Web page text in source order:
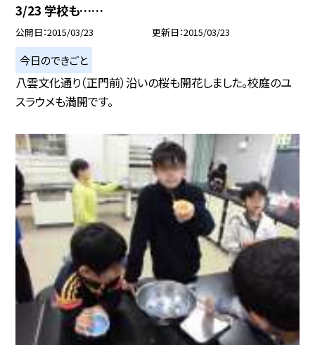
3/23 学校も……
公開日 2015/03/23 更新日 2015/03/23
今日のできごと
八雲文化通り（正門前）沿いの桜も開花しました。校庭のユ
スラウメも満開です。